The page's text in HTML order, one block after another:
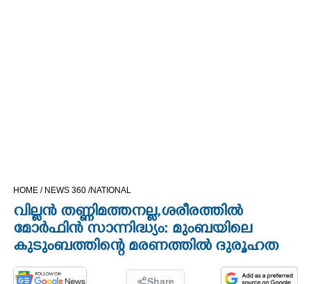
OPINION
PHOTOS
HOME / NEWS 360 /NATIONAL
വില്ലൻ തണ്ണിമത്തനല്ല,​ ശരീരത്തിൽ
മോർഫിൻ സാന്നിദ്ധ്യം: മുംബയിലെ
കുടുംബത്തിന്റെ മരണത്തിൽ ദുരൂഹത
Share